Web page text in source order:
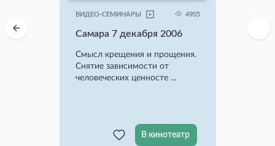
ВИДЕО-СЕМИНАРЫ 4905
Самара 7 декабря 2006
Смысл крещения и прощения.
Снятие зависимости от
человеческих ценносте ...
В кинотеатр